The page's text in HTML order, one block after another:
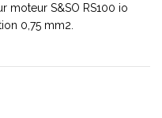
moteur S&SO RS100 io
0,75 mm2.